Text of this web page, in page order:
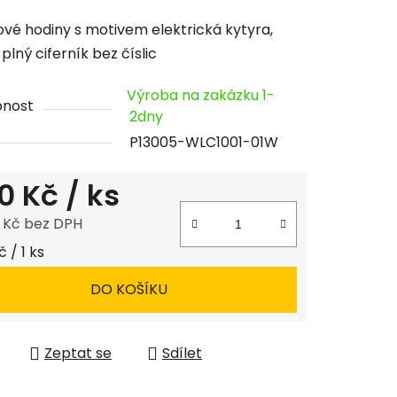
hodiny s motivem elektrická kytyra,
ciferník bez číslic
Výroba na zakázku 1-
2dny
P13005-WLC1001-01W
Kč / ks
Kč bez DPH
cena:
/ 1 ks
DO KOŠÍKU
Zeptat se Sdílet